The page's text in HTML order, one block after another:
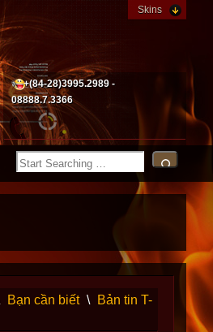
Skins
+(84-28)3995.2989 -
08888.7.3366
Bạn cần biết \
Bản tin T-